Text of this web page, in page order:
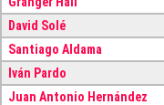
David Solé
Santiago Aldama
Iván Pardo
Juan Antonio Hernández